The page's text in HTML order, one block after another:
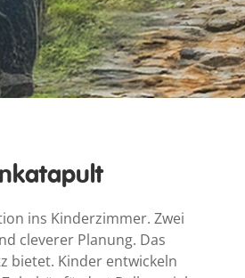
ins Kinderzimmer. Zwei
cleverer Planung. Das
bietet. Kinder entwickeln